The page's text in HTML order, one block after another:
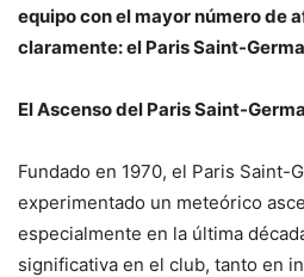
equipo con el mayor número de
claramente: el Paris Saint-
El Ascenso del Paris Saint-
Fundado en 1970, el Paris Saint-
experimentado un meteórico
especialmente en la última
significativa en el club, tanto en